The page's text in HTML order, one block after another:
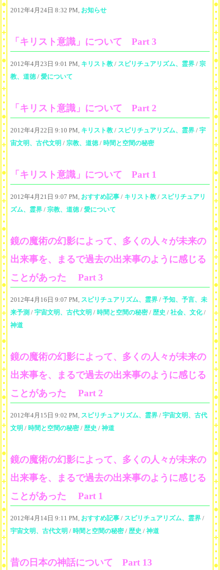
2012年4月24日 8:32 PM, お知らせ
「キリスト意識」について Part 3
2012年4月23日 9:01 PM, キリスト教 / スピリチュアリズム、霊界 / 宗
教、道徳/ 愛について
「キリスト意識」について Part 2
2012年4月22日 9:10 PM, キリスト教 / スピリチュアリズム、霊界 / 宇
宙文明、古代文明 / 宗教、道徳/ 時間と空間の秘密
「キリスト意識」について Part 1
2012年4月21日 9:07 PM, おすすめ記事 / キリスト教 / スピリチュアリ
ズム、霊界 / 宗教、道徳/ 愛について
鏡の魔術の幻影によって、多くの人々が未来の
出来事を、まるで過去の出来事のように感じる
ことがあった Part 3
2012年4月16日 9:07 PM, スピリチュアリズム、霊界 / 予知、予言、未
来予測 / 宇宙文明、古代文明 / 時間と空間の秘密/ 歴史 / 社会、文化/
神道
鏡の魔術の幻影によって、多くの人々が未来の
出来事を、まるで過去の出来事のように感じる
ことがあった Part 2
2012年4月15日 9:02 PM, スピリチュアリズム、霊界 / 宇宙文明、古代
文明 / 時間と空間の秘密/ 歴史 / 神道
鏡の魔術の幻影によって、多くの人々が未来の
出来事を、まるで過去の出来事のように感じる
ことがあった Part 1
2012年4月14日 9:11 PM, おすすめ記事 / スピリチュアリズム、霊界 /
宇宙文明、古代文明 / 時間と空間の秘密/ 歴史 / 神道
昔の日本の神話について Part 13